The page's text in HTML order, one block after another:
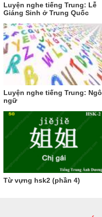
Luyện nghe tiếng Trung: Lễ
Giáng Sinh ở Trung Quốc
Luyện nghe tiếng Trung: Ngô
ngữ
Từ vựng hsk2 (phần 4)